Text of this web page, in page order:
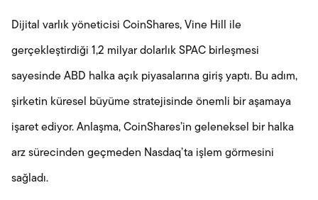
Dijital varlık yöneticisi CoinShares, Vine Hill ile
gerçekleştirdiği 1,2 milyar dolarlık SPAC birleşmesi
sayesinde ABD halka açık piyasalarına giriş yaptı. Bu adım,
şirketin küresel büyüme stratejisinde önemli bir aşamaya
işaret ediyor. Anlaşma, CoinShares’in geleneksel bir halka
arz sürecinden geçmeden Nasdaq’ta işlem görmesini
sağladı.